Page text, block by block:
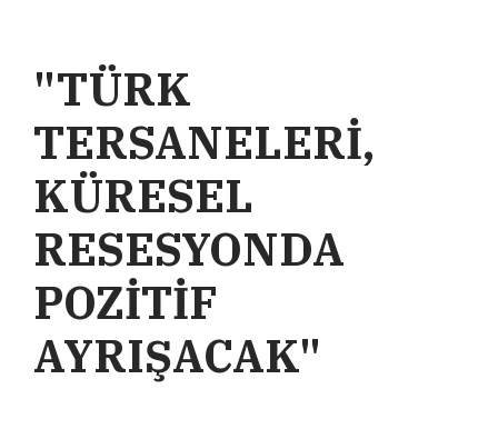
"TÜRK
TERSANELERİ,
KÜRESEL
RESESYONDA
POZİTİF
AYRIŞACAK"